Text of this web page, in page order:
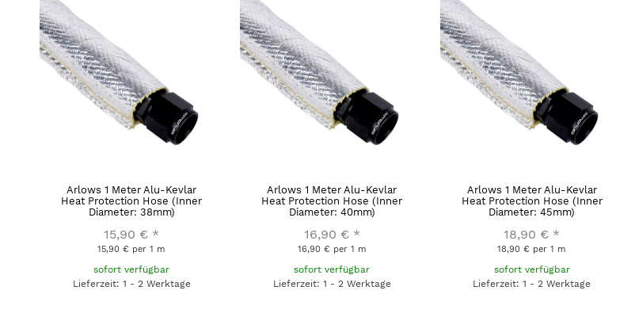
Arlows 1 Meter Alu-Kevlar
Heat Protection Hose (Inner
Diameter: 38mm)
15,90 € *
15,90 € per 1 m
sofort verfügbar
Lieferzeit: 1 - 2 Werktage
Arlows 1 Meter Alu-Kevlar
Heat Protection Hose (Inner
Diameter: 40mm)
16,90 € *
16,90 € per 1 m
sofort verfügbar
Lieferzeit: 1 - 2 Werktage
Arlows 1 Meter Alu-Kevlar
Heat Protection Hose (Inner
Diameter: 45mm)
18,90 € *
18,90 € per 1 m
sofort verfügbar
Lieferzeit: 1 - 2 Werktage